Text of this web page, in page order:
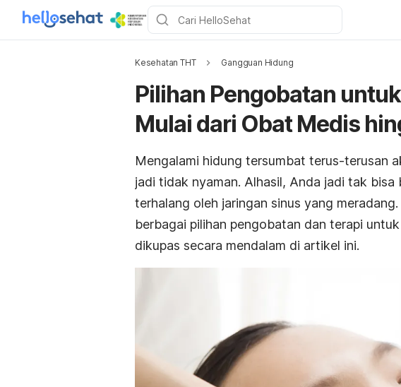
Kesehatan THT Gangguan Hidung
Pilihan Pengobatan
Mulai dari Obat Medis
Mengalami hidung tersumbat terus-terusan
jadi tidak nyaman. Alhasil, Anda jadi tak bisa
terhalang oleh jaringan sinus yang
berbagai pilihan pengobatan dan terapi
dikupas secara mendalam di artikel ini.